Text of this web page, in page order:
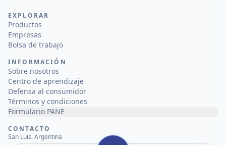
EXPLORAR
Productos
Empresas
Bolsa de trabajo
INFORMACIÓN
Sobre nosotros
Centro de aprendizaje
Defensa al consumidor
Términos y condiciones
Formulario PANE
CONTACTO
San Luis, Argentina